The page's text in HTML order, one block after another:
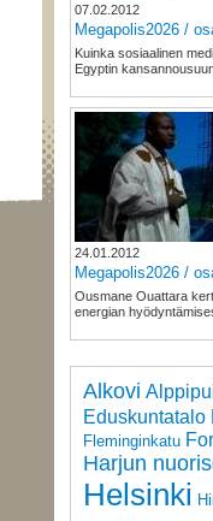
07.02.2012
Megapolis2026 /
Kuinka sosiaalinen
Egyptin
24.01.2012
Megapolis2026 /
Ousmane Ouattara
energian
Alkovi
Eduskuntatalo
Fleminginkatu
Harjun
Helsinki